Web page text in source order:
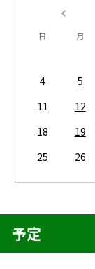
日 月
4
5
11
12
18
19
25
26
予定